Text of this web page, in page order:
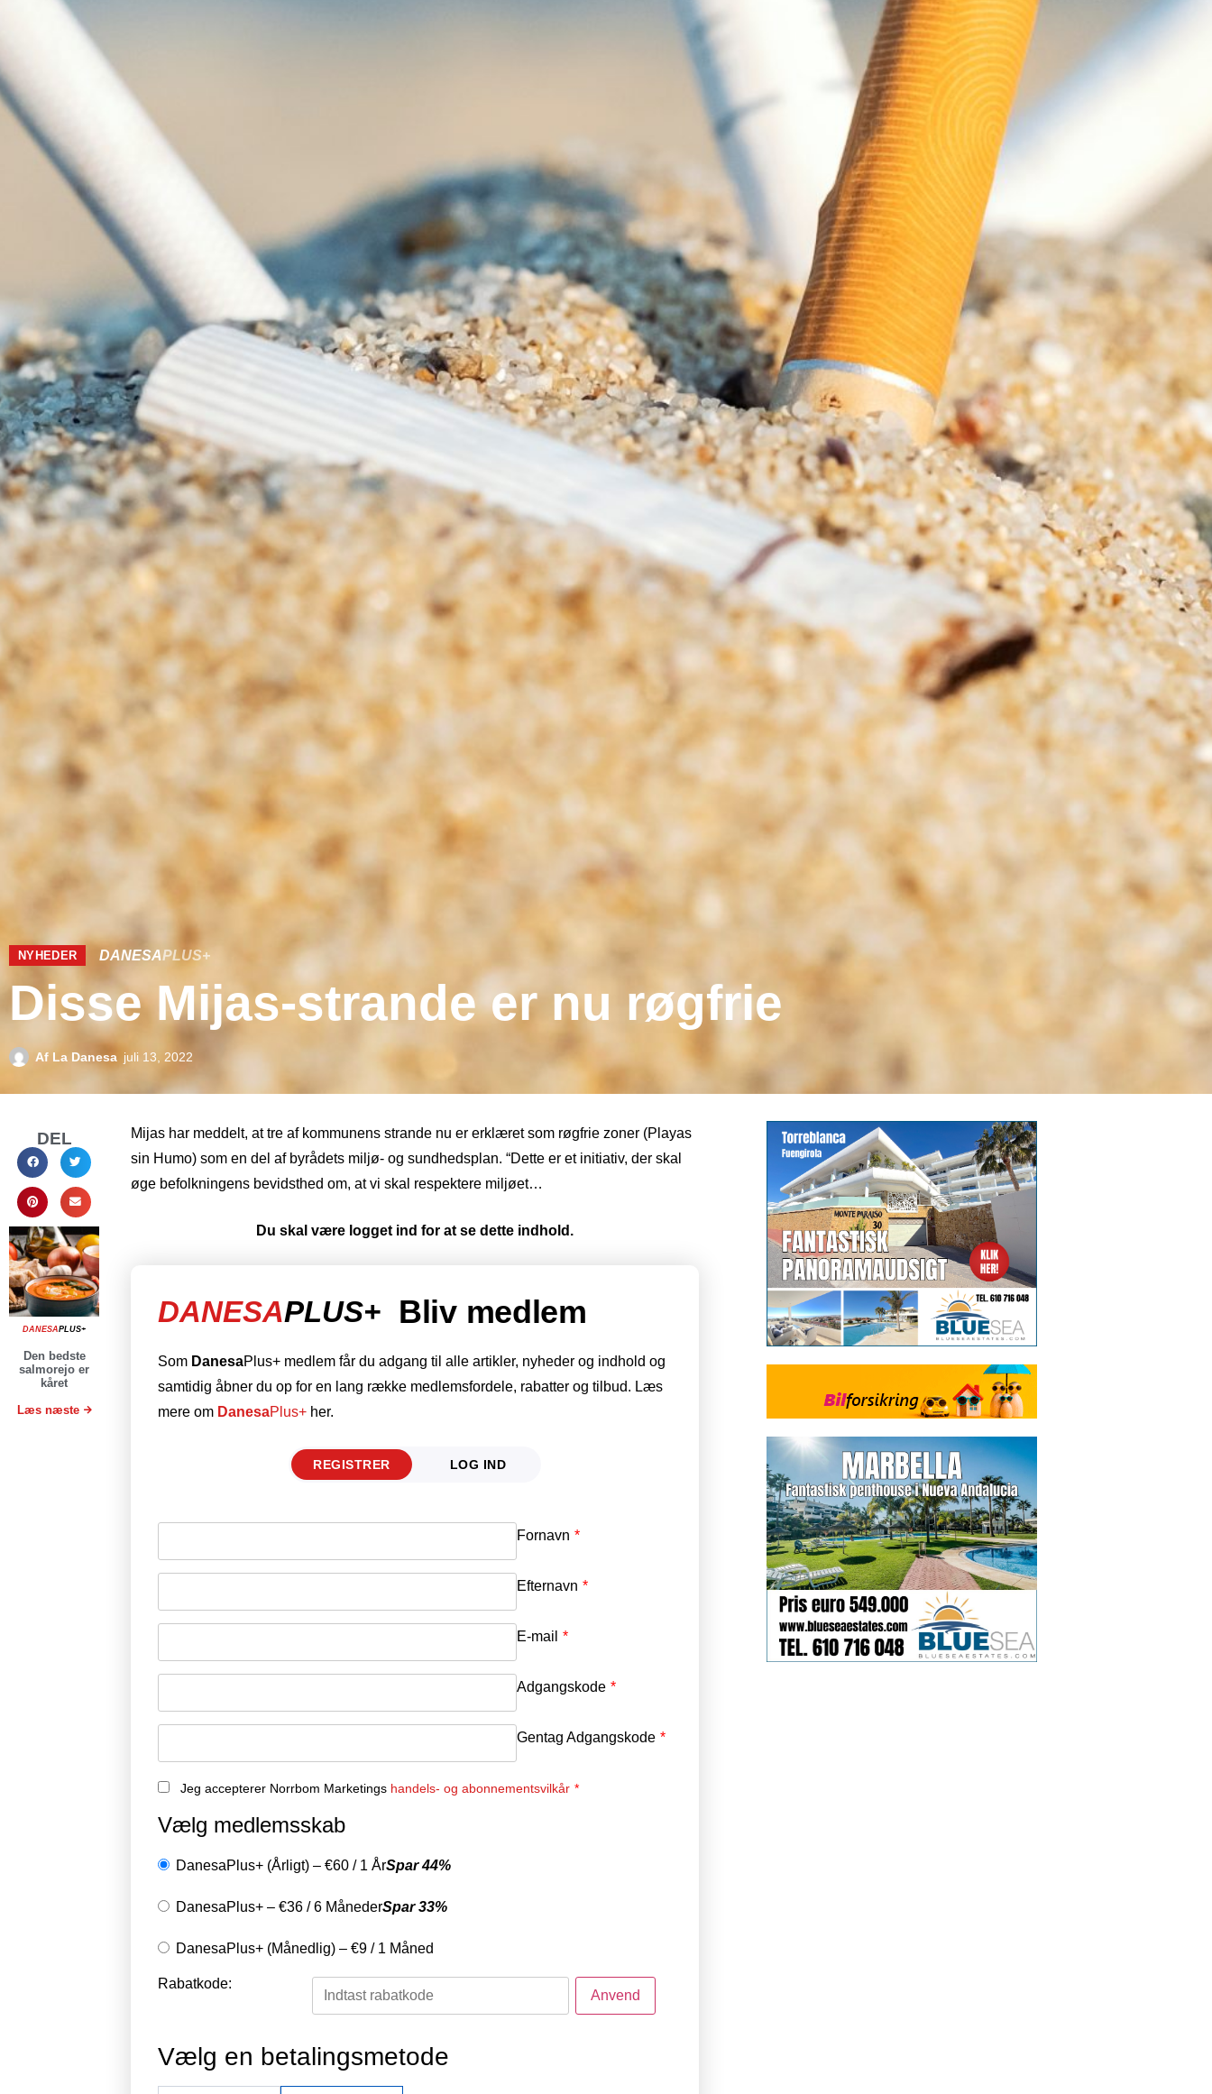
NYHEDER DANESAPLUS+
Disse Mijas-strande er nu røgfrie
Af La Danesa juli 13, 2022
DEL
DANESAPLUS+
Den bedste
salmorejo er
kåret
Læs næste
Mijas har meddelt, at tre af kommunens strande nu er erklæret som røgfrie zoner (Playas
sin Humo) som en del af byrådets miljø- og sundhedsplan. “Dette er et initiativ, der skal
øge befolkningens bevidsthed om, at vi skal respektere miljøet…
Du skal være logget ind for at se dette indhold.
DANESAPLUS+ Bliv medlem
Som DanesaPlus+ medlem får du adgang til alle artikler, nyheder og indhold og
samtidig åbner du op for en lang række medlemsfordele, rabatter og tilbud. Læs
mere om DanesaPlus+ her.
REGISTRER LOG IND
Fornavn *
Efternavn *
E-mail *
Adgangskode *
Gentag Adgangskode *
Jeg accepterer Norrbom Marketings handels- og abonnementsvilkår *
Vælg medlemsskab
DanesaPlus+ (Årligt) – €60 / 1 ÅrSpar 44%
DanesaPlus+ – €36 /6 MånederSpar 33%
DanesaPlus+ (Månedlig) – €9 / 1 Måned
Rabatkode:
Vælg en betalingsmetode
E-mail
Adgangskode